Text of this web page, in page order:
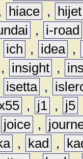
hiace ,
hijet
,
i-road
ich , idea ,
, insight ,
isetta ,
, j1 , j5
joice ,
, kad ,